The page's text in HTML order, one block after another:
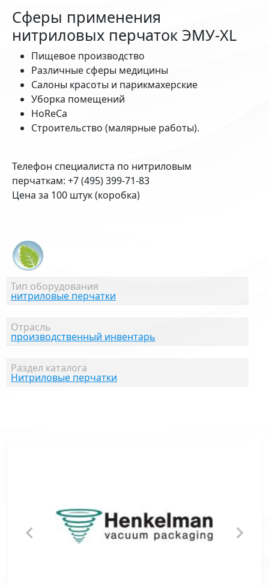
Тип оборудования
нитриловые перчатки
Отрасль
производственный инвентарь
Раздел каталога
Нитриловые перчатки
Сферы применения
нитриловых перчаток ЭМУ-XL
Пищевое производство
Различные сферы медицины
Салоны красоты и парикмахерские
Уборка помещений
HoReCa
Строительство (малярные работы).
Телефон специалиста по нитриловым
перчаткам: +7 (495) 399-71-83
Цена за 100 штук (коробка)